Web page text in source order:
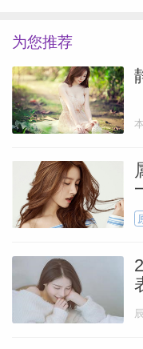
年，自身事业将
财富运:勇担责
偏高，为事业发
到一定外财收获
敢做敢为，勇
事相信本年财
婚姻运:感情融
为您推荐